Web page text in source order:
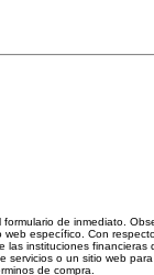
de inmediato.
específico. Con
instituciones financieras
o un sitio web
de compra.